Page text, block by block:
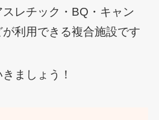
レチック・BQ・キャン
利用できる複合施設です
ましょう！